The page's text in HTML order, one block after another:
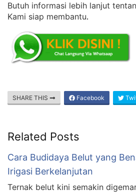
Butuh informasi lebih lanjut
Kami siap membantu.
SHARE THIS Facebook
Related Posts
Cara Budidaya Belut yang
Irigasi Berkelanjutan
Ternak belut kini semakin